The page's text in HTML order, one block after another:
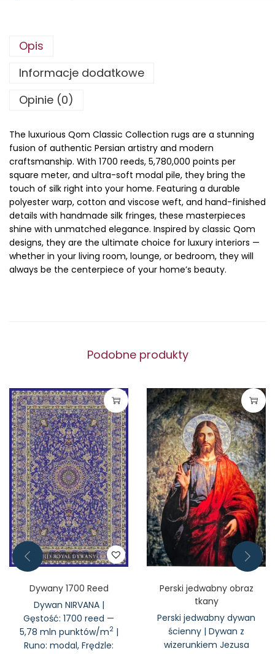
Opis
Informacje dodatkowe
Opinie (0)
The luxurious Qom Classic Collection rugs are a stunning
fusion of authentic Persian artistry and modern
craftsmanship. With 1700 reeds, 5,780,000 points per
square meter, and ultra-soft modal pile, they bring the
touch of silk right into your home. Featuring a durable
polyester warp, cotton and viscose weft, and hand-finished
details with handmade silk fringes, these masterpieces
shine with unmatched elegance. Inspired by classic Qom
designs, they are the ultimate choice for luxury interiors —
whether in your living room, lounge, or bedroom, they will
always be the centerpiece of your home’s beauty.
Podobne produkty
Dywany 1700 Reed
Dywan NIRVANA |
Gęstość: 1700 reed —
5,78 mln punktów/m2|
Runo: modal, Frędzle:
Perski jedwabny obraz
tkany
Perski jedwabny dywan
ścienny | Dywan z
wizerunkiem Jezusa